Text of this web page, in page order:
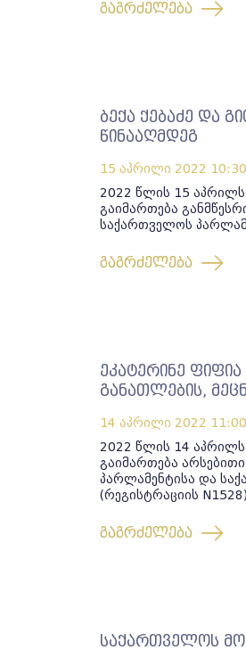
გაგრძელება
ბექა ქებაძე და
წინააღმდეგ
15 აპრილი 2022 10:30
2022 წლის 15
გაიმართება
საქართველოს
გაგრძელება
ეკატერინე
განათლების,
14 აპრილი 2022 11:00
2022 წლის 14
გაიმართება
პარლამენტისა და
(რეგისტრაციის N1528)
გაგრძელება
საქართველოს